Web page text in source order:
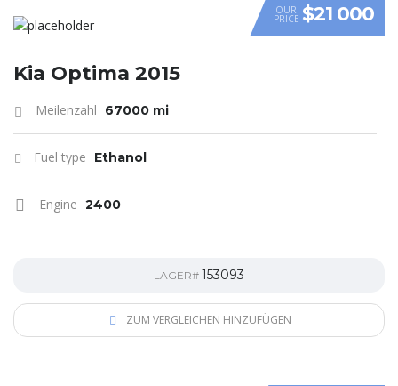
OUR
PRICE $21 000
Kia Optima 2015
Meilenzahl 67000 mi
Fuel type Ethanol
Engine 2400
LAGER# 153093
ZUM VERGLEICHEN HINZUFÜGEN